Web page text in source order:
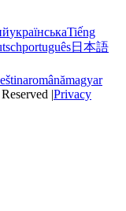
українськаTiếng
português日本語
românămagyar
|Privacy